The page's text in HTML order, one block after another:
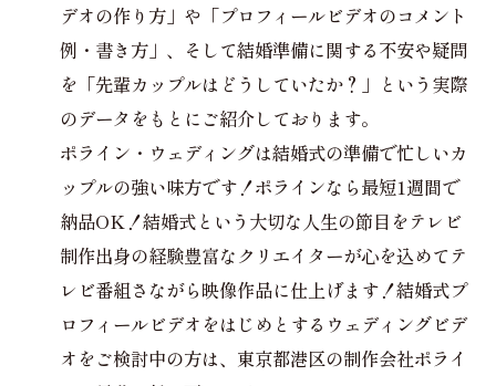
デオの作り方」や「プロフィールビデオのコメント
例・書き方」、そして結婚準備に関する不安や疑問
を「先輩カップルはどうしていたか？」という実際
のデータをもとにご紹介しております。
ポライン・ウェディングは結婚式の準備で忙しいカ
ップルの強い味方です！ポラインなら最短1週間で
納品OK！結婚式という大切な人生の節目をテレビ
制作出身の経験豊富なクリエイターが心を込めてテ
レビ番組さながら映像作品に仕上げます！結婚式プ
ロフィールビデオをはじめとするウェディングビデ
オをご検討中の方は、東京都港区の制作会社ポライ